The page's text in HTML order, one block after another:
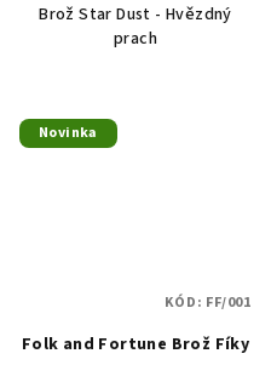
Brož Star Dust - Hvězdný
prach
Novinka
Folk and Fortune Brož Fíky
KÓD: FF/001